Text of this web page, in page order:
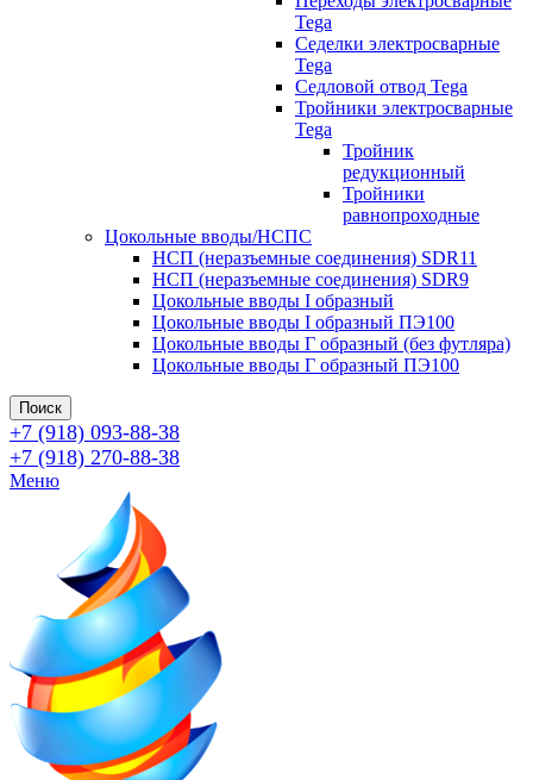
Tega
Седелки электросварные
Tega
Седловой отвод Tega
Тройники электросварные
Tega
Тройник
редукционный
Тройники
равнопроходные
Цокольные вводы/НСПС
НСП (неразъемные соединения) SDR11
НСП (неразъемные соединения) SDR9
Цокольные вводы I образный
Цокольные вводы I образный ПЭ100
Цокольные вводы Г образный (без футляра)
Цокольные вводы Г образный ПЭ100
Поиск
+7 (918) 093-88-38
+7 (918) 270-88-38
Меню